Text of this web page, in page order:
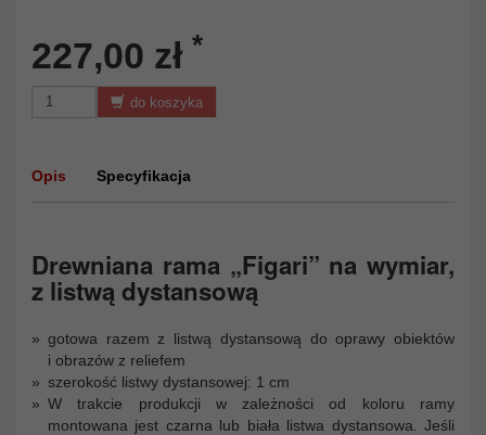
227,00 zł *
do koszyka
Opis Specyfikacja
Drewniana rama „Figari” na wymiar,
z listwą dystansową
gotowa razem z listwą dystansową do oprawy obiektów
i obrazów z reliefem
szerokość listwy dystansowej: 1 cm
W trakcie produkcji w zależności od koloru ramy
montowana jest czarna lub biała listwa dystansowa. Jeśli